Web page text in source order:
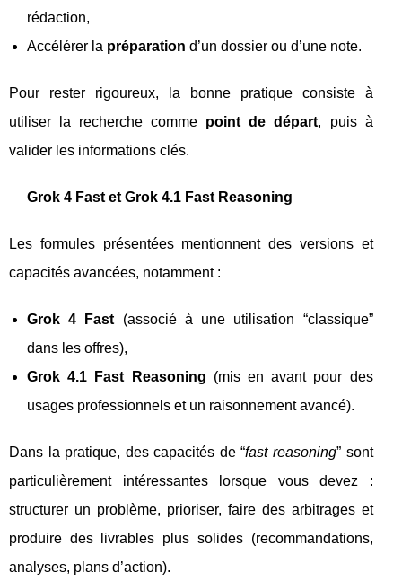
rédaction,
Accélérer la préparation d’un dossier ou d’une note.
Pour rester rigoureux, la bonne pratique consiste à
utiliser la recherche comme point de départ, puis à
valider les informations clés.
Grok 4 Fast et Grok 4.1 Fast Reasoning
Les formules présentées mentionnent des versions et
capacités avancées, notamment :
Grok 4 Fast (associé à une utilisation “classique”
dans les offres),
Grok 4.1 Fast Reasoning (mis en avant pour des
usages professionnels et un raisonnement avancé).
Dans la pratique, des capacités de “fast reasoning” sont
particulièrement intéressantes lorsque vous devez :
structurer un problème, prioriser, faire des arbitrages et
produire des livrables plus solides (recommandations,
analyses, plans d’action).